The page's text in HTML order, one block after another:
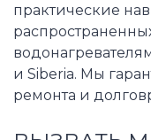
практические
и Siberia. Мы
ремонта и